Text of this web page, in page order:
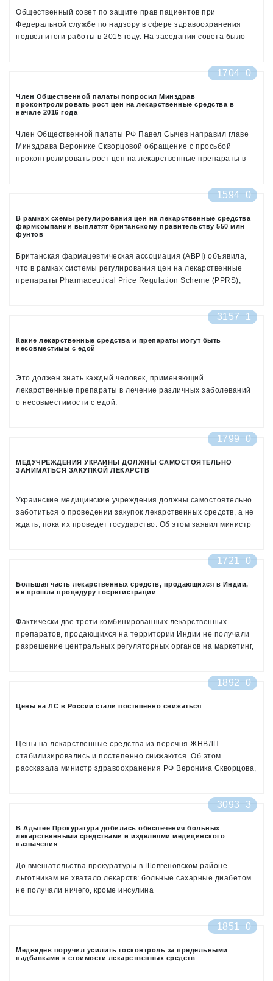
Общественный совет по защите прав пациентов при
Федеральной службе по надзору в сфере здравоохранения
подвел итоги работы в 2015 году. На заседании совета было
пор выявляются некоторые сложности со снабжением граждан
1704 0
Член Общественной палаты попросил Минздрав
проконтролировать рост цен на лекарственные средства в
начале 2016 года
Член Общественной палаты РФ Павел Сычев направил главе
Минздрава Веронике Скворцовой обращение с просьбой
проконтролировать рост цен на лекарственные препараты в
1594 0
В рамках схемы регулирования цен на лекарственные средства
фармкомпании выплатят британскому правительству 550 млн
фунтов
Британская фармацевтическая ассоциация (ABPI) объявила,
что в рамках системы регулирования цен на лекарственные
препараты Pharmaceutical Price Regulation Scheme (PPRS),
3157 1
Какие лекарственные средства и препараты могут быть
несовместимы с едой
Это должен знать каждый человек, применяющий
лекарственные препараты в лечение различных заболеваний
о несовместимости с едой.
из наиболее «конфликтных» препаратов. Из меню нужно
почти полностью нейтрализуют оказываемое антибиотиками
кислой пищи – фруктов, газировок, соков, сухого вина и любых
блюд, для приготовления которых используют уксус.
1799 0
МЕДУЧРЕЖДЕНИЯ УКРАИНЫ ДОЛЖНЫ САМОСТОЯТЕЛЬНО
ЗАНИМАТЬСЯ ЗАКУПКОЙ ЛЕКАРСТВ
Украинские медицинские учреждения должны самостоятельно
заботиться о проведении закупок лекарственных средств, а не
ждать, пока их проведет государство. Об этом заявил министр
1721 0
Большая часть лекарственных средств, продающихся в Индии,
не прошла процедуру госрегистрации
Фактически две трети комбинированных лекарственных
препаратов, продающихся на территории Индии не получали
разрешение центральных регуляторных органов на маркетинг,
1892 0
Цены на ЛС в России стали постепенно снижаться
Цены на лекарственные средства из перечня ЖНВЛП
стабилизировались и постепенно снижаются. Об этом
рассказала министр здравоохранения РФ Вероника Скворцова,
3093 3
В Адыгее Прокуратура добилась обеспечения больных
лекарственными средствами и изделиями медицинского
назначения
До вмешательства прокуратуры в Шовгеновском районе
льготникам не хватало лекарств: больные сахарные диабетом
не получали ничего, кроме инсулина
1851 0
Медведев поручил усилить госконтроль за предельными
надбавками к стоимости лекарственных средств